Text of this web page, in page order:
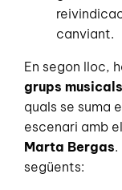
canviant.
En segon lloc,
grups musicals
quals se suma
escenari amb
Marta Bergas.
següents: